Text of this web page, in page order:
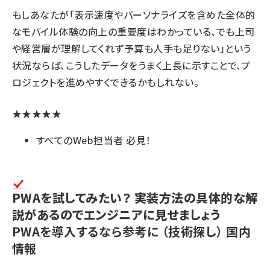
もしあなたが「表示速度やパーソナライズを含めた全体的
なモバイル体験の向上の重要度はわかっている、でも上司
や経営層が理解してくれず予算も人手も足りない」という
状況ならば、こうしたデータをうまく上長に示すことで、プ
ロジェクトを進めやすくできるかもしれない。
★★★★★
すべてのWeb担当者 必見！
PWAを試してみたい？ 実装方法の具体的な解
説があるのでエンジニアに見せましょう
PWAを導入するなら参考に （技術探し） 国内
情報